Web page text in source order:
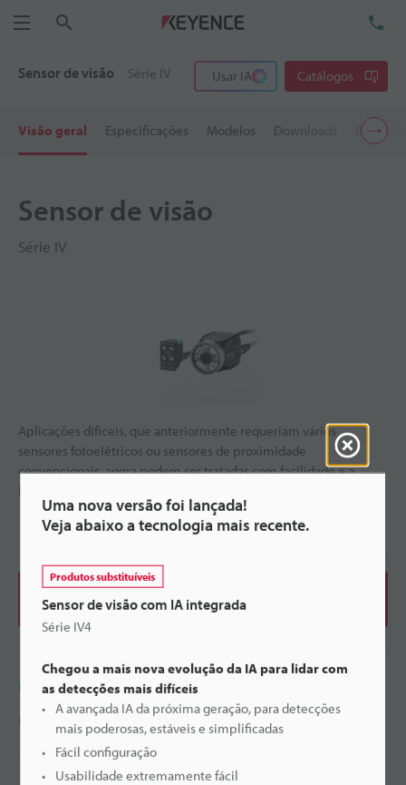
Menu
Sensor de visão Série IV Usar IA Catálogos
Visão geral Especificações Modelos Downloads Preço
Sensor de visão
Série IV
Aplicações difíceis, que anteriormente requeriam vários
sensores fotoelétricos ou sensores de proximidade
convencionais, agora podem ser tratadas com facilidade e a
baixo
Fazer download do catálogo
Preço
Pergunte à KEYENCE
+55-11-3045-4011
Uma nova versão foi lançada!
Veja abaixo a tecnologia mais recente.
Produtos substituíveis
Sensor de visão com IA integrada
Série IV4
Chegou a mais nova evolução da IA para lidar com
as detecções mais difíceis
A avançada IA da próxima geração, para detecções
mais poderosas, estáveis e simplificadas
Fácil configuração
Usabilidade extremamente fácil